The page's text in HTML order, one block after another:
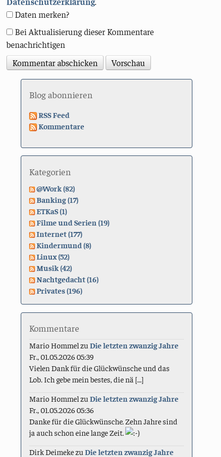
Daten merken?
Bei Aktualisierung dieser Kommentare
benachrichtigen
Blog abonnieren
RSS Feed
Kommentare
Kategorien
@Work (82)
Banking (17)
ETKaS (1)
Filme und Serien (19)
Internet (177)
Kindermund (8)
Linux (52)
Musik (42)
Nachtgedacht (16)
Privates (196)
Kommentare
Mario Hommel zuDie letzten zwanzig Jahre
Fr., 01.05.2026 05:39
Vielen Dank für die Glückwünsche und das
Lob. Ich gebe mein bestes, die nä [...]
Mario Hommel zuDie letzten zwanzig Jahre
Fr., 01.05.2026 05:36
Danke für die Glückwünsche. Zehn Jahre sind
ja auch schon eine lange Zeit.
Dirk DeimekezuDie letzten zwanzig Jahre